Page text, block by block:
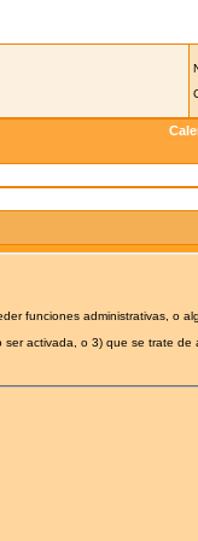
funciones administrativas, o
activada, o 3) que se trate de